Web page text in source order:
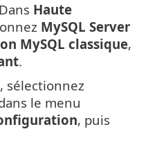
Haute
MySQL Server
MySQL classique,
.
, sélectionnez
le menu
, puis